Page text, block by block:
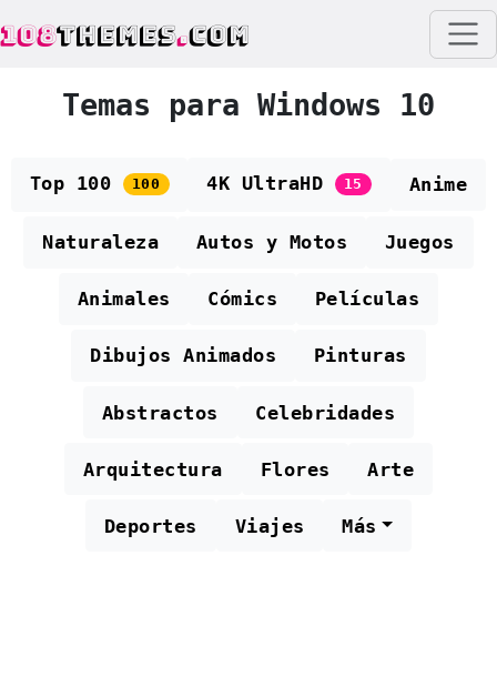
108THEMES.COM
Temas para Windows 10
Top 100 100 4K UltraHD 15 Anime
Naturaleza Autos y Motos Juegos
Animales Cómics Películas
Dibujos Animados Pinturas
Abstractos Celebridades
Arquitectura Flores Arte
Deportes Viajes Más